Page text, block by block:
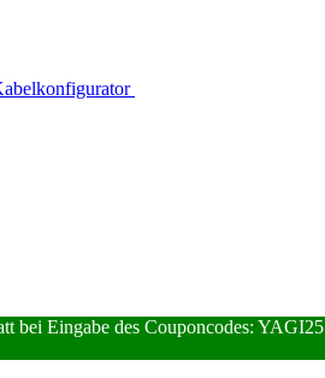
bei Eingabe des Couponcodes: YAGI25